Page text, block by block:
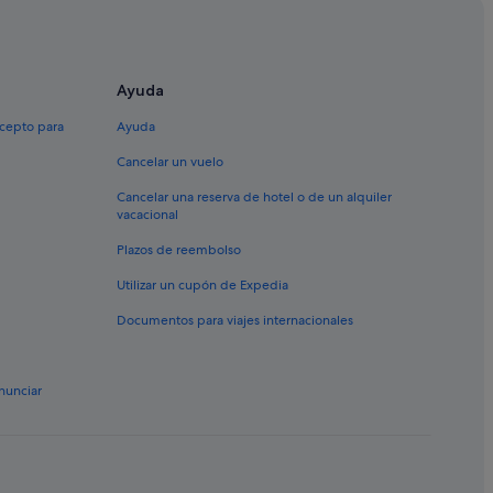
para
Ayuda
Ayuda
Cancelar un vuelo
Cancelar una reserva de hotel o de un alquiler
vacacional
Plazos de reembolso
Utilizar un cupón de Expedia
Documentos para viajes internacionales